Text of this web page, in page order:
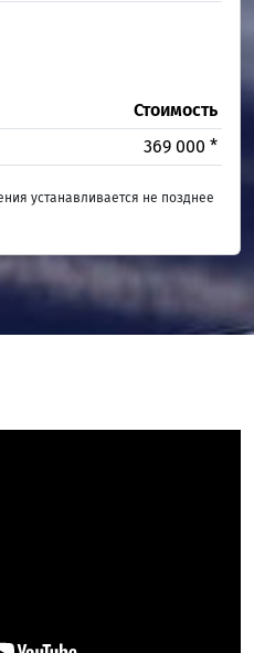
Стоимость
369 000 *
устанавливается не позднее